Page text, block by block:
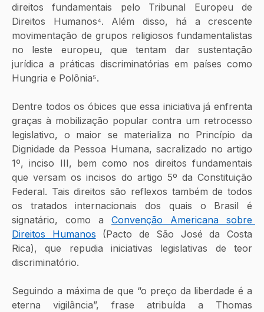
direitos fundamentais pelo Tribunal Europeu de
Direitos Humanos⁴. Além disso, há a crescente
movimentação de grupos religiosos fundamentalistas
no leste europeu, que tentam dar sustentação
jurídica a práticas discriminatórias em países como
Hungria e Polônia⁵.
Dentre todos os óbices que essa iniciativa já enfrenta
graças à mobilização popular contra um retrocesso
legislativo, o maior se materializa no Princípio da
Dignidade da Pessoa Humana, sacralizado no artigo
1º, inciso III, bem como nos direitos fundamentais
que versam os incisos do artigo 5º da Constituição
Federal. Tais direitos são reflexos também de todos
os tratados internacionais dos quais o Brasil é
signatário, como a Convenção Americana sobre
Direitos Humanos (Pacto de São José da Costa
Rica), que repudia iniciativas legislativas de teor
discriminatório.
Seguindo a máxima de que “o preço da liberdade é a
eterna vigilância”, frase atribuída a Thomas